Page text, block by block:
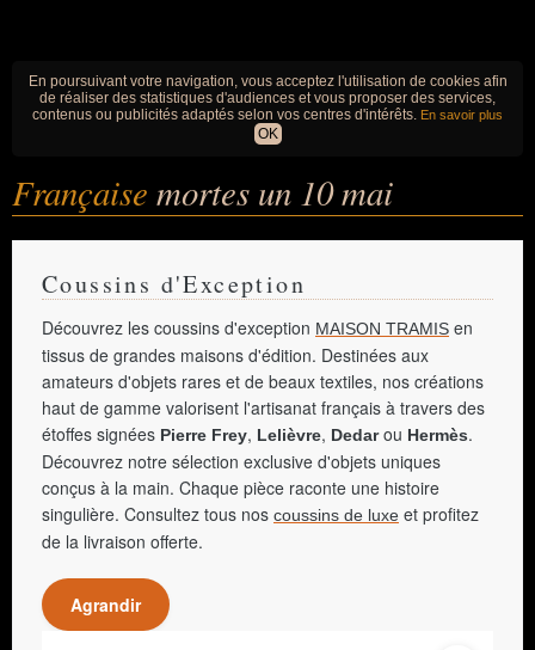
En poursuivant votre navigation, vous acceptez l'utilisation de cookies afin
de réaliser des statistiques d'audiences et vous proposer des services,
contenus ou publicités adaptés selon vos centres d'intérêts. En savoir plus
OK
Française mortes un 10 mai
Coussins d'Exception
Découvrez les coussins d'exception MAISON TRAMIS en
tissus de grandes maisons d'édition. Destinées aux
amateurs d'objets rares et de beaux textiles, nos créations
haut de gamme valorisent l'artisanat français à travers des
étoffes signées Pierre Frey, Lelièvre, Dedarou Hermès.
Découvrez notre sélection exclusive d'objets uniques
conçus à la main. Chaque pièce raconte une histoire
singulière. Consultez tous nos coussins de luxe et profitez
de la livraison offerte.
Agrandir